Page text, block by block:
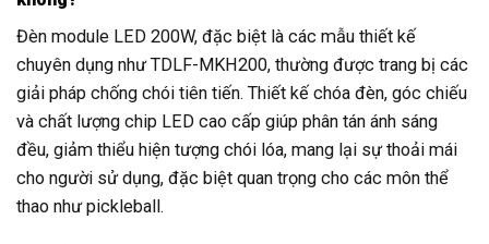
Đèn module LED 200W, đặc biệt là các mẫu thiết kế
chuyên dụng như TDLF-MKH200, thường được trang bị các
giải pháp chống chói tiên tiến. Thiết kế chóa đèn, góc chiếu
và chất lượng chip LED cao cấp giúp phân tán ánh sáng
đều, giảm thiểu hiện tượng chói lóa, mang lại sự thoải mái
cho người sử dụng, đặc biệt quan trọng cho các môn thể
thao như pickleball.